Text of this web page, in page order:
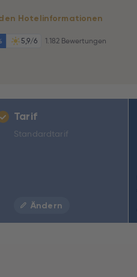
Hotelinformationen
5,9/6 1.182 Bewertungen
Tarif
Standardtarif
Ändern